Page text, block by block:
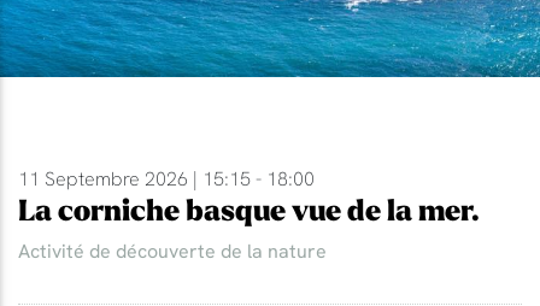
11 Septembre 2026 | 15:15 - 18:00
La corniche basque vue de la mer.
Activité de découverte de la nature